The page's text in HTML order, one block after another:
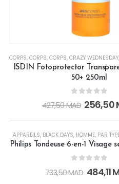
,INTIME,MAINS,OFFRE REMISE 45%,
CORPS, CORPS, CORPS, CRAZY WEDNESDAY,
ISDIN Fotoprotector
50+ 250ml
out of 5
427,50MAD 256,50
-34%
APPAREILS, BLACK DAYS, HOMME, PAR
Philips Tondeuse 6-en-1 Visage
out of 5
733,50MAD 484,11